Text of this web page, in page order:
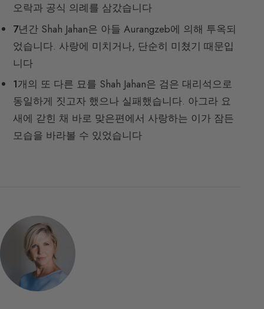
오락과 공식 의례를 삼갔습니다
7년간 Shah Jahan은 아들 Aurangzeb에 의해 투옥되
었습니다. 사랑에 미치거나, 단순히 미쳤기 때문입
니다
1개의 또 다른 묘를 Shah Jahan은 검은 대리석으로
동일하게 짓고자 했으나 실패했습니다. 아그라 요
새에 갇힌 채 바로 맞은편에서 사랑하는 이가 잠든
모습을 바라볼 수 있었습니다